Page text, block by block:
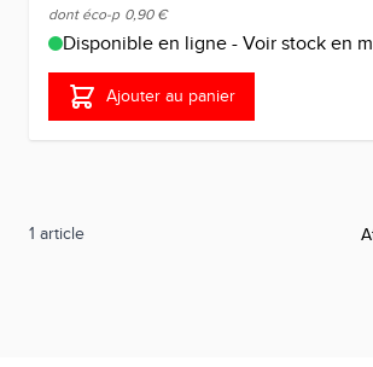
dont éco-p 0,90 €
Disponible en ligne - Voir stock en
Ajouter au panier
1 article